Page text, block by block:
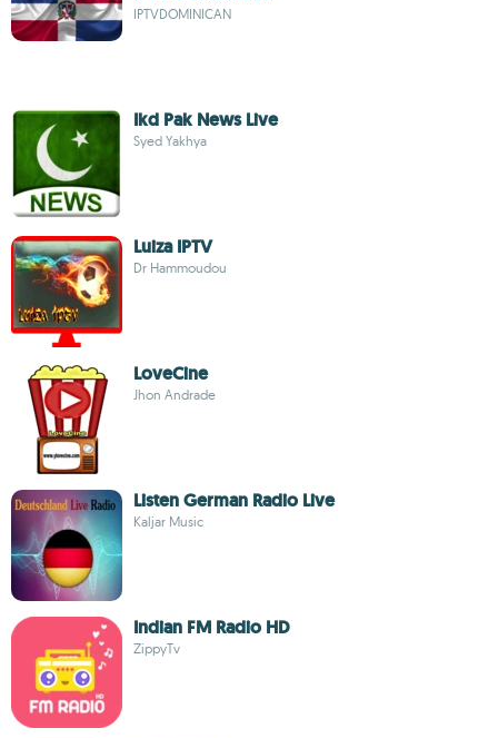
IPTVDOMINICAN
Ikd Pak News Live
Syed Yakhya
Luiza IPTV
Dr Hammoudou
LoveCine
Jhon Andrade
Listen German Radio Live
Kaljar Music
Indian FM Radio HD
ZippyTv